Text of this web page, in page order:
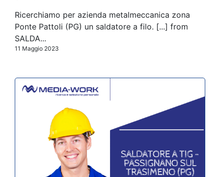
Ricerchiamo per azienda metalmeccanica zona
Ponte Pattoli (PG) un saldatore a filo. [...] from
SALDA...
11 Maggio 2023